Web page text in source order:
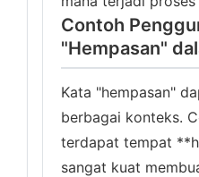
Contoh
"Hempasan"
Kata "hempasan"
berbagai konteks.
terdapat tempat
sangat kuat